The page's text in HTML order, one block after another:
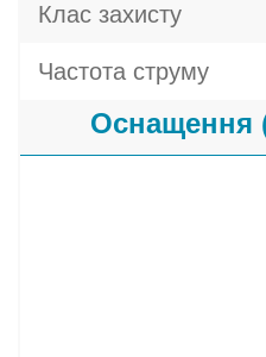
Клас захисту
Частота струму
Оснащення